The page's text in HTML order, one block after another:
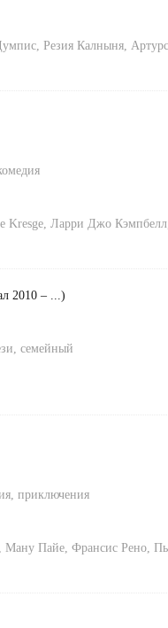
, Резия Калныня, Артурс
Kresge, Ларри Джо Кэмпбелл
2010 – ...)
семейный
приключения
Ману Пайе, Франсис Рено,